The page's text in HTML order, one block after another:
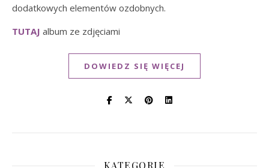
dodatkowych elementów ozdobnych.
TUTAJ album ze zdjęciami
DOWIEDZ SIĘ WIĘCEJ
KATEGORIE